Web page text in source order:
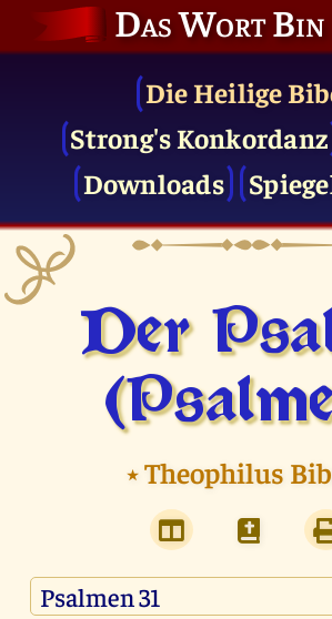
Das Wort
Die Heilige
Strong's Konkordanz
Downloads
Der
⭑Theophilus